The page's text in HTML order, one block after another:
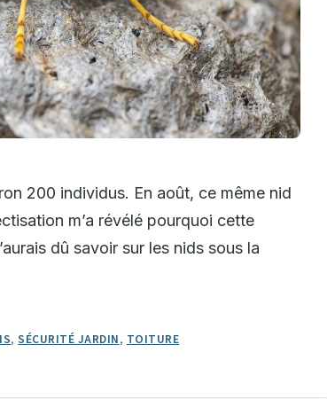
200 individus. En août, ce même nid
m’a révélé pourquoi cette
dû savoir sur les nids sous la
,SÉCURITÉ JARDIN, TOITURE